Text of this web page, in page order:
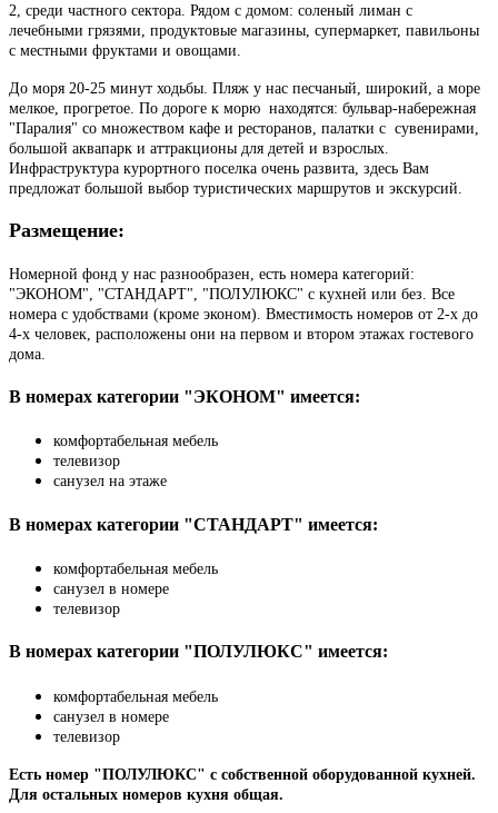
2, среди частного сектора. Рядом с домом: соленый лиман с
лечебными грязями, продуктовые магазины, супермаркет, павильоны
с местными фруктами и овощами.
До моря 20-25 минут ходьбы. Пляж у нас песчаный, широкий, а море
мелкое, прогретое. По дороге к морю находятся: бульвар-набережная
"Паралия" со множеством кафе и ресторанов, палатки с сувенирами,
большой аквапарк и аттракционы для детей и взрослых.
Инфраструктура курортного поселка очень развита, здесь Вам
предложат большой выбор туристических маршрутов и экскурсий.
Размещение:
Номерной фонд у нас разнообразен, есть номера категорий:
"ЭКОНОМ", "СТАНДАРТ", "ПОЛУЛЮКС" с кухней или без. Все
номера с удобствами (кроме эконом). Вместимость номеров от 2-х до
4-х человек, расположены они на первом и втором этажах гостевого
дома.
В номерах категории "ЭКОНОМ" имеется:
комфортабельная мебель
телевизор
санузел на этаже
В номерах категории "СТАНДАРТ" имеется:
комфортабельная мебель
санузел в номере
телевизор
В номерах категории "ПОЛУЛЮКС" имеется:
комфортабельная мебель
санузел в номере
телевизор
Есть номер "ПОЛУЛЮКС" с собственной оборудованной кухней.
Для остальных номеров кухня общая.